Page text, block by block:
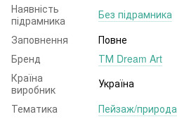
Наявність
підрамника
Без підрамника
Заповнення
Повне
Бренд
ТМ Dream Art
Країна
виробник
Україна
Тематика
Пейзаж/природа